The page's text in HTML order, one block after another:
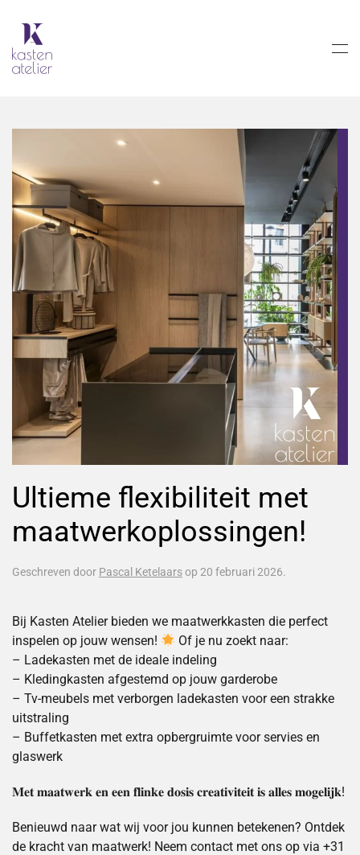
Skip to main content
Ultieme flexibiliteit met
maatwerkoplossingen!
Geschreven door Pascal Ketelaarsop 20 februari 2026.
Bij Kasten Atelier bieden we maatwerkkasten die perfect
inspelen op jouw wensen!
Of je nu zoekt naar:
– Ladekasten met de ideale indeling
– Kledingkasten afgestemd op jouw garderobe
– Tv-meubels met verborgen ladekasten voor een strakke
uitstraling
– Buffetkasten met extra opbergruimte voor servies en
glaswerk
𝐌𝐞𝐭 𝐦𝐚𝐚𝐭𝐰𝐞𝐫𝐤 𝐞𝐧 𝐞𝐞𝐧 𝐟𝐥𝐢𝐧𝐤𝐞 𝐝𝐨𝐬𝐢𝐬 𝐜𝐫𝐞𝐚𝐭𝐢𝐯𝐢𝐭𝐞𝐢𝐭 𝐢𝐬 𝐚𝐥𝐥𝐞𝐬 𝐦𝐨𝐠𝐞𝐥𝐢𝐣𝐤!
Benieuwd naar wat wij voor jou kunnen betekenen? Ontdek
de kracht van maatwerk! Neem contact met ons op via +31